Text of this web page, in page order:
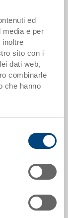
ed
media e per
inoltre
sito con i
dati web,
combinarle
che hanno
8,27
di imballo.